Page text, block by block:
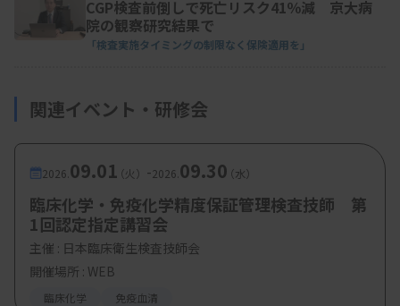
CGP検査前倒しで死亡リスク41％減 京大病
院の観察研究結果で
「検査実施タイミングの制限なく保険適用を」
関連イベント・研修会
2026. 09.01（火） -2026. 09.30（水）
臨床化学・免疫化学精度保証管理検査技師 第
1回認定指定講習会
主催 : 日本臨床衛生検査技師会
開催場所 : WEB
臨床化学 免疫血清